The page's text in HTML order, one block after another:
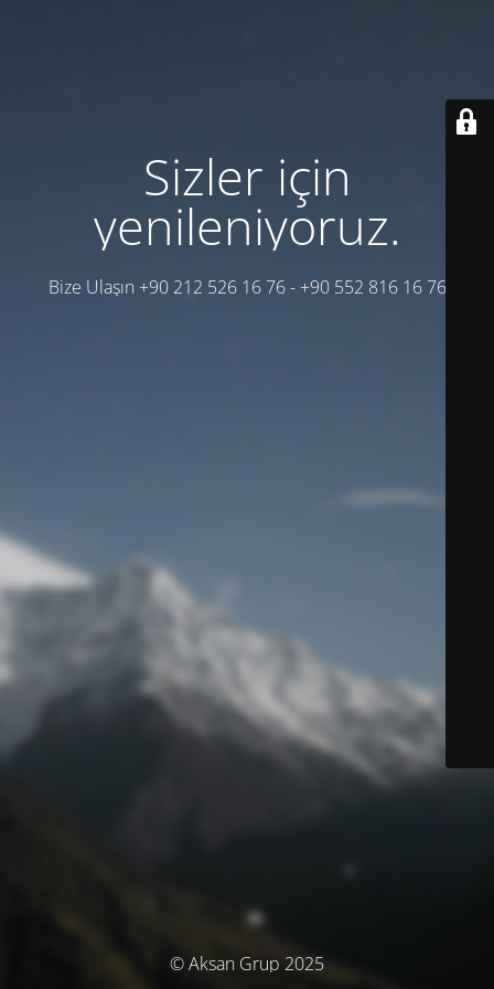
Sizler için
yenileniyoruz.
Bize Ulaşın +90 212 526 16 76 - +90 552 816 16 76
© Aksan Grup 2025